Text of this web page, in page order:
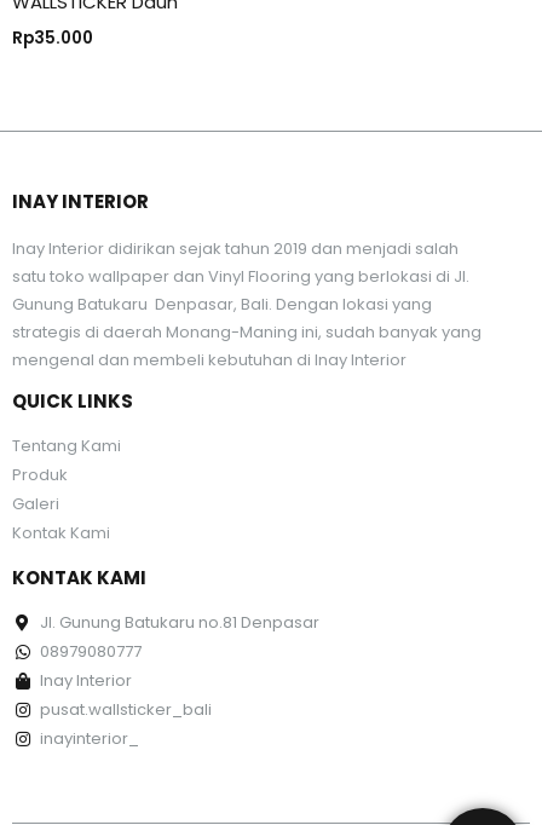
Rp35.000
INAY INTERIOR
Inay Interior didirikan sejak tahun 2019 dan menjadi salah
satu toko wallpaper dan Vinyl Flooring yang berlokasi di Jl.
Gunung Batukaru Denpasar, Bali. Dengan lokasi yang
strategis di daerah Monang-Maning ini, sudah banyak yang
mengenal dan membeli kebutuhan di Inay Interior
QUICK LINKS
Tentang Kami
Produk
Galeri
Kontak Kami
KONTAK KAMI
Jl. Gunung Batukaru no.81 Denpasar
08979080777
Inay Interior
pusat.wallsticker_bali
inayinterior_